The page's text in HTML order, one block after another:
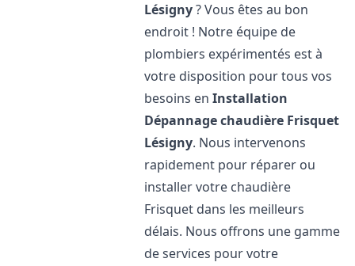
Lésigny? Vous êtes au bon
endroit ! Notre équipe de
plombiers expérimentés est à
votre disposition pour tous vos
besoins enInstallation
Dépannage chaudière Frisquet
Lésigny. Nous intervenons
rapidement pour réparer ou
installer votre chaudière
Frisquet dans les meilleurs
délais. Nous offrons une gamme
de services pour votre